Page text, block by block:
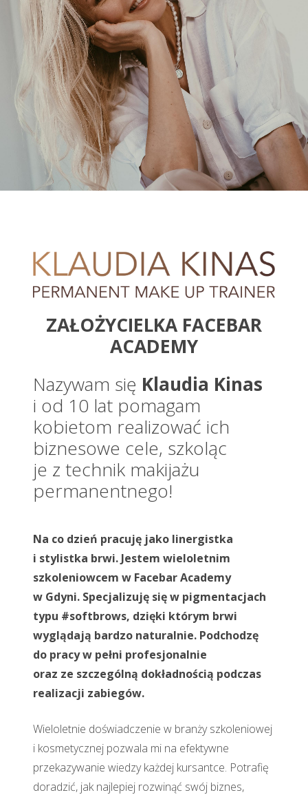
ZAŁOŻYCIELKA FACEBAR
ACADEMY
Nazywam się Klaudia Kinas
i od 10 lat pomagam
kobietom realizować ich
biznesowe cele, szkoląc
je z technik makijażu
permanentnego!
Na co dzień pracuję jako linergistka
i stylistka brwi. Jestem wieloletnim
szkoleniowcem w Facebar Academy
w Gdyni. Specjalizuję się w pigmentacjach
typu #softbrows, dzięki którym brwi
wyglądają bardzo naturalnie. Podchodzę
do pracy w pełni profesjonalnie
oraz ze szczególną dokładnością podczas
realizacji zabiegów.
Wieloletnie doświadczenie w branży szkoleniowej
i kosmetycznej pozwala mi na efektywne
przekazywanie wiedzy każdej kursantce. Potrafię
doradzić, jak najlepiej rozwinąć swój biznes,